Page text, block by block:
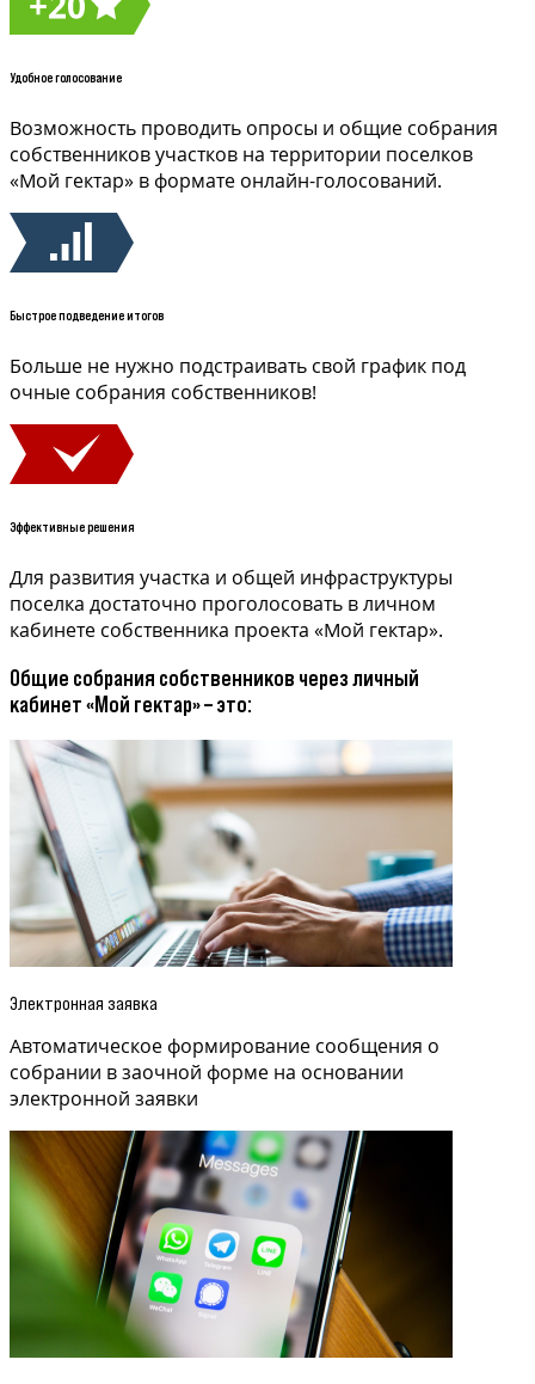
Удобное голосование
Возможность проводить опросы и общие собрания
собственников участков на территории поселков
«Мой гектар» в формате онлайн-голосований.
Быстрое подведение итогов
Больше не нужно подстраивать свой график под
очные собрания собственников!
Эффективные решения
Для развития участка и общей инфраструктуры
поселка достаточно проголосовать в личном
кабинете собственника проекта «Мой гектар».
Общие собрания собственников через личный
кабинет «Мой гектар» – это:
Электронная заявка
Автоматическое формирование сообщения о
собрании в заочной форме на основании
электронной заявки